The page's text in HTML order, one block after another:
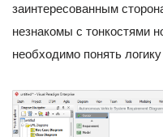
заинтересованным
незнакомы с тонкостями
необходимо понять